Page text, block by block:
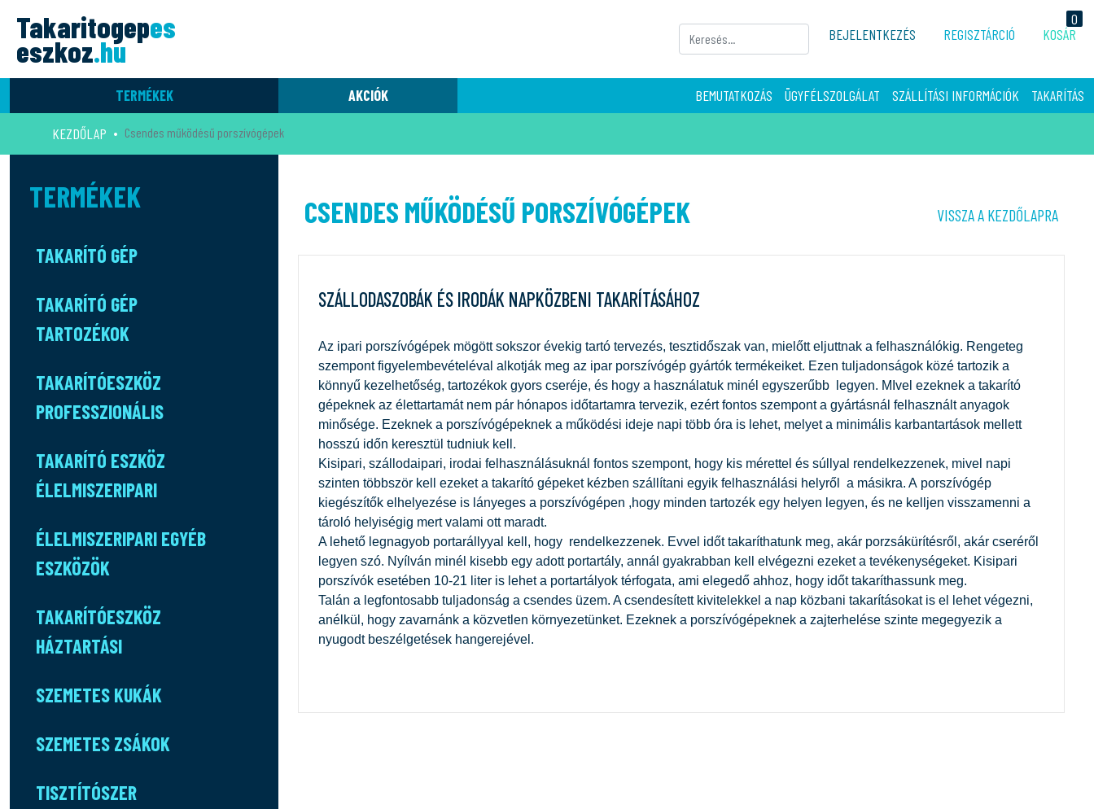
Takaritogepes
eszkoz.hu BEJELENTKEZÉS REGISZTÁRCIÓ KOSÁR
0
TERMÉKEK AKCIÓK BEMUTATKOZÁS ÜGYFÉLSZOLGÁLAT SZÁLLÍTÁSI INFORMÁCIÓK TAKARÍTÁS
KEZDŐLAP Csendes működésű porszívógépek
TERMÉKEK
TAKARÍTÓ GÉP
TAKARÍTÓ GÉP
TARTOZÉKOK
TAKARÍTÓESZKÖZ
PROFESSZIONÁLIS
TAKARÍTÓ ESZKÖZ
ÉLELMISZERIPARI
ÉLELMISZERIPARI EGYÉB
ESZKÖZÖK
TAKARÍTÓESZKÖZ
HÁZTARTÁSI
SZEMETES KUKÁK
SZEMETES ZSÁKOK
TISZTÍTÓSZER
CSENDES MŰKÖDÉSŰ PORSZÍVÓGÉPEK VISSZA A KEZDŐLAPRA
SZÁLLODASZOBÁK ÉS IRODÁK NAPKÖZBENI TAKARÍTÁSÁHOZ
Az ipari porszívógépek mögött sokszor évekig tartó tervezés, tesztidőszak van, mielőtt eljuttnak a felhasználókig. Rengeteg
szempont figyelembevételéval alkotják meg az ipar porszívógép gyártók termékeiket. Ezen tuljadonságok közé tartozik a
könnyű kezelhetőség, tartozékok gyors cseréje, és hogy a használatuk minél egyszerűbb legyen. MIvel ezeknek a takarító
gépeknek az élettartamát nem pár hónapos időtartamra tervezik, ezért fontos szempont a gyártásnál felhasznált anyagok
minősége. Ezeknek a porszívógépeknek a működési ideje napi több óra is lehet, melyet a minimális karbantartások mellett
hosszú időn keresztül tudniuk kell.
Kisipari, szállodaipari, irodai felhasználásuknál fontos szempont, hogy kis mérettel és súllyal rendelkezzenek, mivel napi
szinten többször kell ezeket a takarító gépeket kézben szállítani egyik felhasználási helyről a másikra. A porszívógép
kiegészítők elhelyezése is lányeges a porszívógépen ,hogy minden tartozék egy helyen legyen, és ne kelljen visszamenni a
tároló helyiségig mert valami ott maradt.
A lehető legnagyob portarállyyal kell, hogy rendelkezzenek. Evvel időt takaríthatunk meg, akár porzsákürítésről, akár cseréről
legyen szó. Nyílván minél kisebb egy adott portartály, annál gyakrabban kell elvégezni ezeket a tevékenységeket. Kisipari
porszívók esetében 10-21 liter is lehet a portartályok térfogata, ami elegedő ahhoz, hogy időt takaríthassunk meg.
Talán a legfontosabb tuljadonság a csendes üzem. A csendesített kivitelekkel a nap közbani takarításokat is el lehet végezni,
anélkül, hogy zavarnánk a közvetlen környezetünket. Ezeknek a porszívógépeknek a zajterhelése szinte megegyezik a
nyugodt beszélgetések hangerejével.